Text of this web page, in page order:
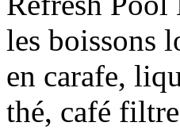
les boissons
en carafe,
thé, café